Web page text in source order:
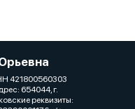
421800560303
654044, г.
реквизиты: